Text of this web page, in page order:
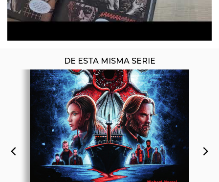
DE ESTA MISMA SERIE